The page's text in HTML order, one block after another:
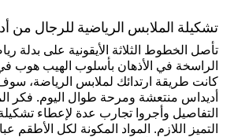
تشكيلة الملابس الرياضية للرجال من
تأصل الخطوط الثلاثة الأيقونية على بدلة
الراسخة في الأذهان بأسلوب الهيب هوب
كانت طريقة ارتدائك لملابس الرياضة،
أديداس منتعشة ومرحة طوال اليوم. فكر
التفاصيل وأجروا تجارب عدة لإعطاء
التميز اللازم. المواد المكونة لكل